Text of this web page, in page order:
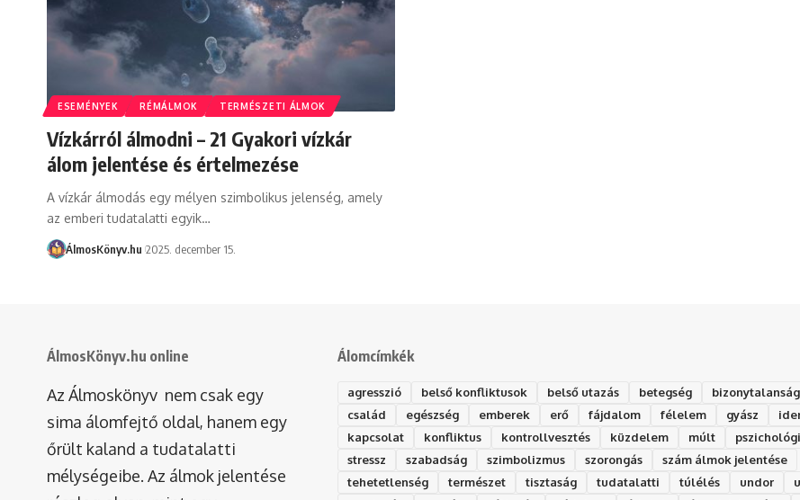
ESEMÉNYEK RÉMÁLMOK TERMÉSZETI ÁLMOK
Vízkárról álmodni – 21 Gyakori vízkár
álom jelentése és értelmezése
A vízkár álmodás egy mélyen szimbolikus jelenség, amely
az emberi tudatalatti egyik…
ÁlmosKönyv.hu 2025. december 15.
ÁlmosKönyv.hu online
Az Álmoskönyv nem csak egy
sima álomfejtő oldal, hanem egy
őrült kaland a tudatalatti
mélységeibe. Az álmok jelentése
Álomcímkék
agresszió belső konfliktusok belső utazás betegség bizonytalanság
család
egészség emberek erő fájdalom félelem gyász
kapcsolat
konfliktus kontrollvesztés küzdelem múlt
stressz
szabadság szimbolizmus szorongás
szám álmok jelentése
tehetetlenség
természet tisztaság tudatalatti túlélés undor